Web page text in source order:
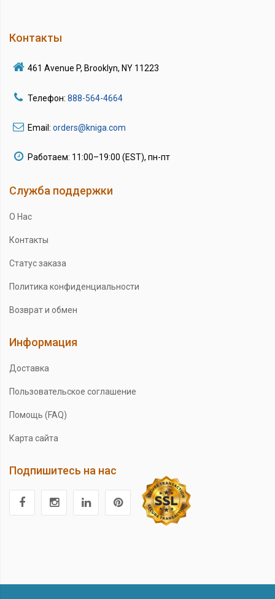
Контакты
461 Avenue P, Brooklyn, NY 11223
Телефон: 888-564-4664
Email: orders@kniga.com
Работаем: 11:00–19:00 (EST), пн-пт
Служба поддержки
О Нас
Контакты
Статус заказа
Политика конфиденциальности
Возврат и обмен
Информация
Доставка
Пользовательское соглашение
Помощь (FAQ)
Карта сайта
Подпишитесь на нас